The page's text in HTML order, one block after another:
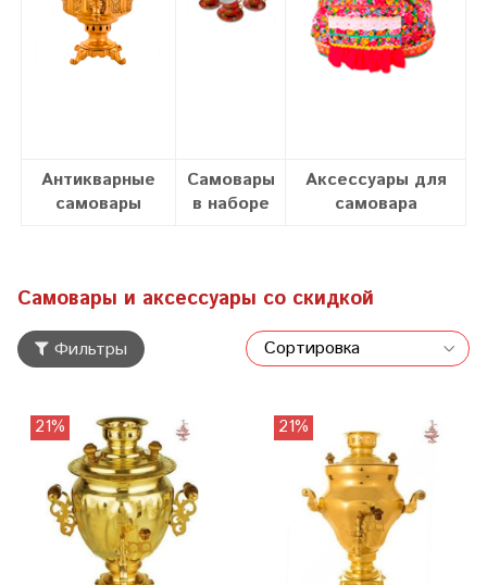
Антикварные
самовары
Самовары
в наборе
Аксессуары для
самовара
Самовары и аксессуары со скидкой
Фильтры
21% 21%